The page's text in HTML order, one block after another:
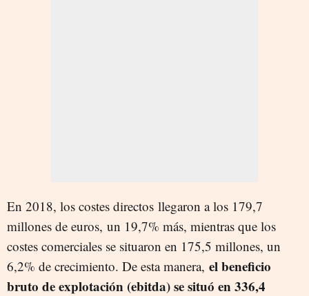
En 2018, los costes directos llegaron a los 179,7
millones de euros, un 19,7% más, mientras que los
costes comerciales se situaron en 175,5 millones, un
6,2% de crecimiento. De esta manera, el beneficio
bruto de explotación (ebitda) se situó en 336,4